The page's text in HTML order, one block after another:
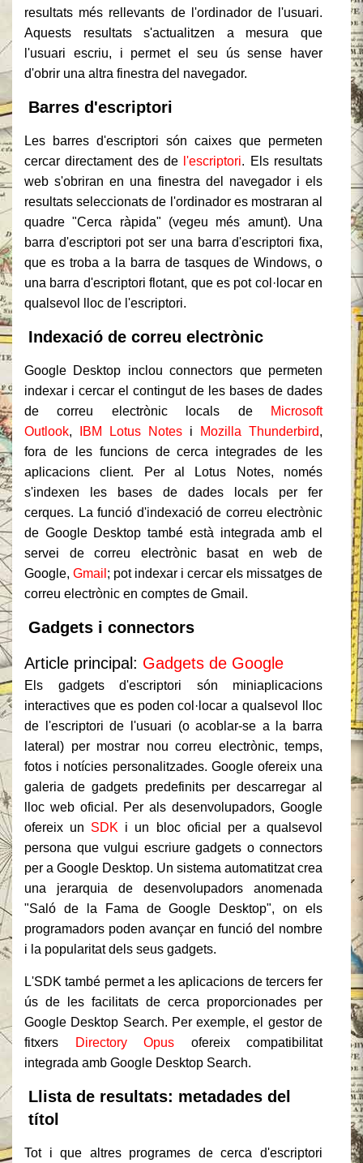
resultats més rellevants de l'ordinador de l'usuari.
Aquests resultats s'actualitzen a mesura que
l'usuari escriu, i permet el seu ús sense haver
d'obrir una altra finestra del navegador.
Barres d'escriptori
Les barres d'escriptori són caixes que permeten
cercar directament des de l'escriptori. Els resultats
web s'obriran en una finestra del navegador i els
resultats seleccionats de l'ordinador es mostraran al
quadre "Cerca ràpida" (vegeu més amunt). Una
barra d'escriptori pot ser una barra d'escriptori fixa,
que es troba a la barra de tasques de Windows, o
una barra d'escriptori flotant, que es pot col·locar en
qualsevol lloc de l'escriptori.
Indexació de correu electrònic
Google Desktop inclou connectors que permeten
indexar i cercar el contingut de les bases de dades
de correu electrònic locals de
Microsoft
Outlook, IBM Lotus Notes i Mozilla Thunderbird,
fora de les funcions de cerca integrades de les
aplicacions client. Per al Lotus Notes, només
s'indexen les bases de dades locals per fer
cerques. La funció d'indexació de correu electrònic
de Google Desktop també està integrada amb el
servei de correu electrònic basat en web de
Google, Gmail ; pot indexar i cercar els missatges de
correu electrònic en comptes de Gmail.
Gadgets i connectors
Article principal: Gadgets de Google
Els gadgets d'escriptori són miniaplicacions
interactives que es poden col·locar a qualsevol lloc
de l'escriptori de l'usuari (o acoblar-se a la barra
lateral) per mostrar nou correu electrònic, temps,
fotos i notícies personalitzades. Google ofereix una
galeria de gadgets predefinits per descarregar al
lloc web oficial. Per als desenvolupadors, Google
ofereix un SDK i un bloc oficial per a qualsevol
persona que vulgui escriure gadgets o connectors
per a Google Desktop. Un sistema automatitzat crea
una jerarquia de desenvolupadors anomenada
"Saló de la Fama de Google Desktop", on els
programadors poden avançar en funció del nombre
i la popularitat dels seus gadgets.
L'SDK també permet a les aplicacions de tercers fer
ús de les facilitats de cerca proporcionades per
Google Desktop Search. Per exemple, el gestor de
fitxers
Directory Opus ofereix compatibilitat
integrada amb Google Desktop Search.
Llista de resultats: metadades del
títol
Tot i que altres programes de cerca d'escriptori